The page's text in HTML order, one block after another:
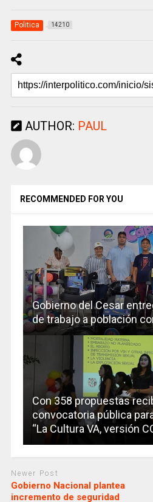
Politica 14210
AUTHOR: PAUL
RECOMMENDED FOR YOU
Gobierno del Cesar
de trabajo a población
Con 358 propuestas
convocatoria pública
“La Cultura VA, versión
Newer Post
Gobierno Nacional plantea
incremento de seguridad